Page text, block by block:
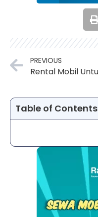
PREVIOUS
Table of Contents